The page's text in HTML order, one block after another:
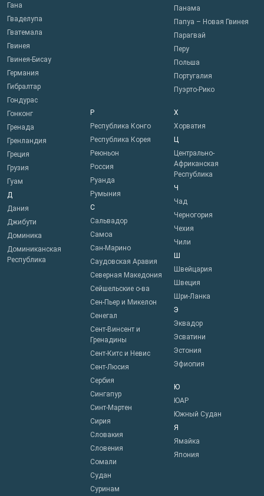
Гана
Гваделупа
Гватемала
Гвинея
Гвинея-Бисау
Германия
Гибралтар
Гондурас
Гонконг
Гренада
Гренландия
Греция
Грузия
Гуам
Д
Дания
Джибути
Доминика
Доминиканская
Республика
Панама
Папуа – Новая Гвинея
Парагвай
Перу
Польша
Португалия
Пуэрто-Рико
Р
Республика Конго
Республика Корея
Реюньон
Россия
Руанда
Румыния
С
Сальвадор
Самоа
Сан-Марино
Саудовская Аравия
Северная Македония
Сейшельские о-ва
Сен-Пьер и Микелон
Сенегал
Сент-Винсент и
Гренадины
Сент-Китс и Невис
Сент-Люсия
Сербия
Сингапур
Синт-Мартен
Сирия
Словакия
Словения
Сомали
Судан
Суринам
Х
Хорватия
Ц
Центрально-
Африканская
Республика
Ч
Чад
Черногория
Чехия
Чили
Ш
Швейцария
Швеция
Шри-Ланка
Э
Эквадор
Эсватини
Эстония
Эфиопия
Ю
ЮАР
Южный Судан
Я
Ямайка
Япония